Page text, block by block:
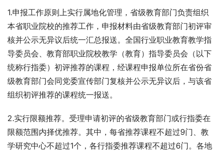
1.申报工作原则上实行属地化管理，省级教育部门负责组织
本省职业院校的推荐工作，申报材料由省级教育部门初评审
核并公示无异议后统一汇总报送。全国行业职业教育教学指
导委员会、教育部职业院校教学（教育）指导委员会（以下
统称行指委）初评推荐的课程，经课程申报单位所在省份省
级教育部门会同党委宣传部门复核并公示无异议后，与该省
组织初评推荐的课程统一报送。
2.实行限额推荐。受理申请初评的省级教育部门或行指委在
限额范围内择优推荐。其中，每省推荐课程不超过9门、教
学研究中心不超过1个，各行指委推荐课程不超过6门。各地